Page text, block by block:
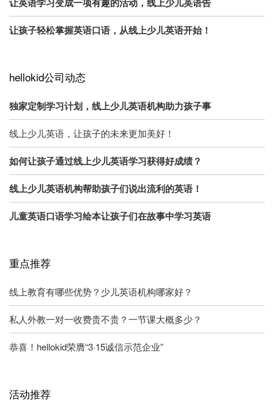
让孩子轻松掌握英语口语，从线上少儿英语开始！
hellokid公司动态
独家定制学习计划，线上少儿英语机构助力孩子事
线上少儿英语，让孩子的未来更加美好！
如何让孩子通过线上少儿英语学习获得好成绩？
线上少儿英语机构帮助孩子们说出流利的英语！
儿童英语口语学习绘本让孩子们在故事中学习英语
重点推荐
线上教育有哪些优势？少儿英语机构哪家好？
私人外教一对一收费贵不贵？一节课大概多少？
恭喜！hellokid荣膺“3·15诚信示范企业”
活动推荐